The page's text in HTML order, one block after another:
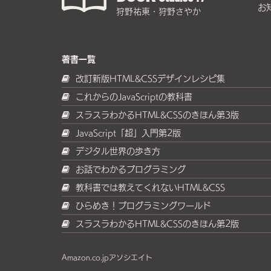
狩野祐東・狩野さやか お
著書一覧
改訂新版HTML&CSSデザインレシピ集
これからのJavaScriptの教科書
スラスラわかるHTML&CSSのきほん第3版
JavaScript「超」入門第2版
デジタル世界の歩き方
お話でわかるプログラミング
教科書では教えてくれないHTML&CSS
ひらめき！プログラミングワールド
スラスラわかるHTML&CSSのきほん第2版
Amazon.co.jpアソシエイト